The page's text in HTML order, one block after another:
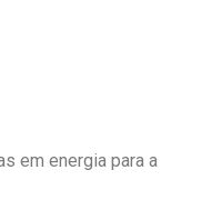
em energia para a